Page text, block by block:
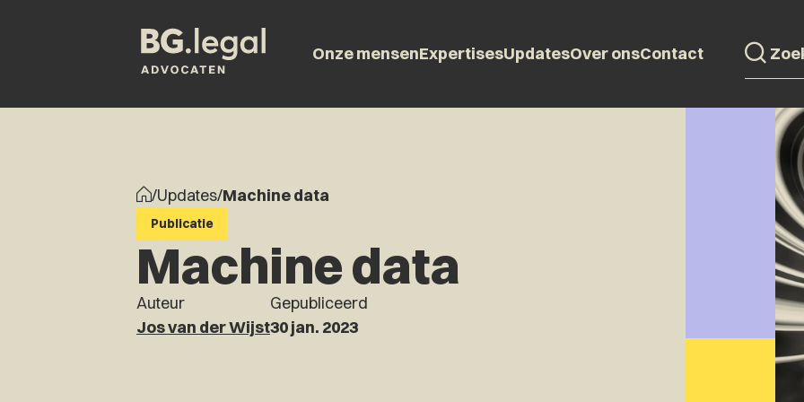
Onze mensenExpertisesUpdatesOver onsContact
/Updates/Machine data
Publicatie
Machine data
Auteur
Jos van der Wijst
Gepubliceerd
30 jan. 2023